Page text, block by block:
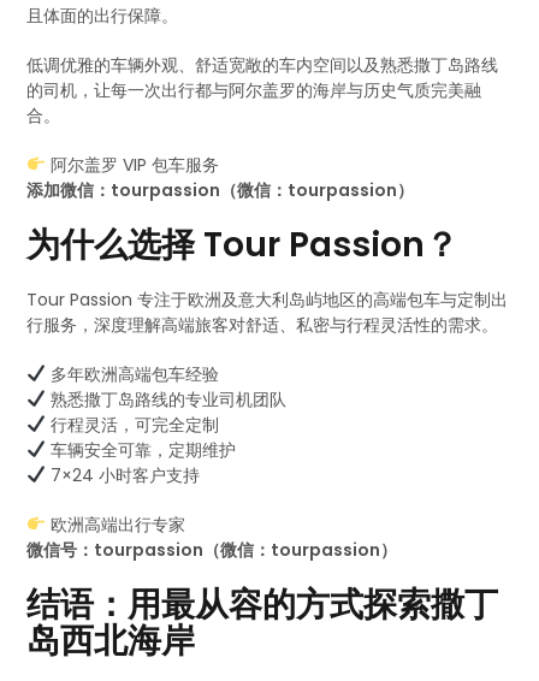
且体面的出行保障。
低调优雅的车辆外观、舒适宽敞的车内空间以及熟悉撒丁岛路线
的司机，让每一次出行都与阿尔盖罗的海岸与历史气质完美融
合。
阿尔盖罗 VIP 包车服务
添加微信：tourpassion（微信：tourpassion）
为什么选择 Tour Passion？
Tour Passion 专注于欧洲及意大利岛屿地区的高端包车与定制出
行服务，深度理解高端旅客对舒适、私密与行程灵活性的需求。
多年欧洲高端包车经验
熟悉撒丁岛路线的专业司机团队
行程灵活，可完全定制
车辆安全可靠，定期维护
7×24 小时客户支持
欧洲高端出行专家
微信号：tourpassion（微信：tourpassion）
结语：用最从容的方式探索撒丁
岛西北海岸